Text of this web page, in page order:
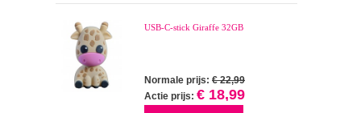
USB-C-stick Giraffe 32GB
Normale prijs: € 22,99
Actie prijs: € 18,99